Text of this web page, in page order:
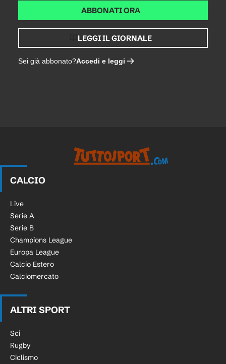
ABBONATI ORA
LEGGI IL GIORNALE
Sei già abbonato?Accedi e leggi
CALCIO
Live
Serie A
Serie B
Champions League
Europa League
Calcio Estero
Calciomercato
ALTRI SPORT
Sci
Rugby
Ciclismo